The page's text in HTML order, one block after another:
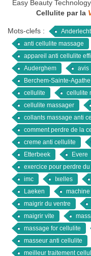
Easy Beauty
Cellulite par la
Mots-clefs : Anderlecht
anti cellulite massage
appareil anti cellulite
Auderghem
avis
Berchem-Sainte-Agathe
cellulite
cellulite
cellulite massager
collants massage anti
comment perdre de la
creme anti cellulite
Etterbeek
Evere
exercice pour perdre du
imc
Ixelles
Laeken
maigrir du ventre
maigrir vite
massage for cellulite
masseur anti cellulite
meilleur traitement